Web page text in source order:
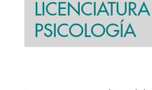
PSICOLOGÍA